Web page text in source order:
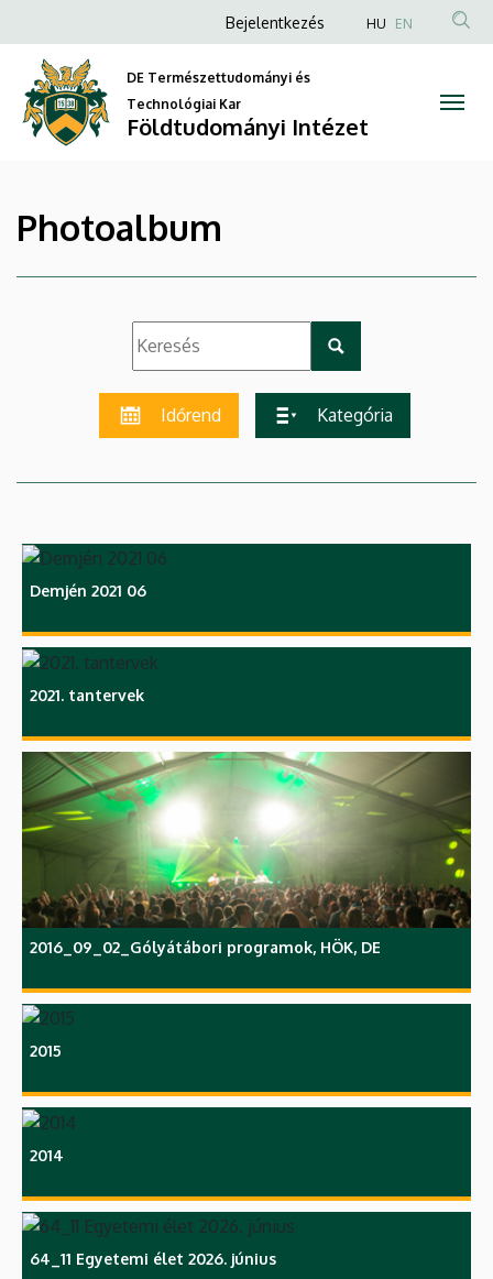
Földtudományi
Intézet
a
tartalomra
Anonim
fiók
menüje
Bejelentkezés HU EN
DE Természettudományi és
Technológiai Kar
Földtudományi Intézet
Photoalbum
Időrend Kategória
Demjén 2021 06
2021. tantervek
2016_09_02_Gólyátábori programok, HÖK, DE
2015
2014
64_11 Egyetemi élet 2026. június